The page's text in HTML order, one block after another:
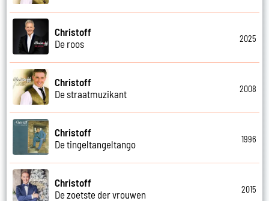
Christoff
De roos
2025
Christoff
De straatmuzikant
2008
Christoff
De tingeltangeltango
1996
Christoff
De zoetste der vrouwen
2015